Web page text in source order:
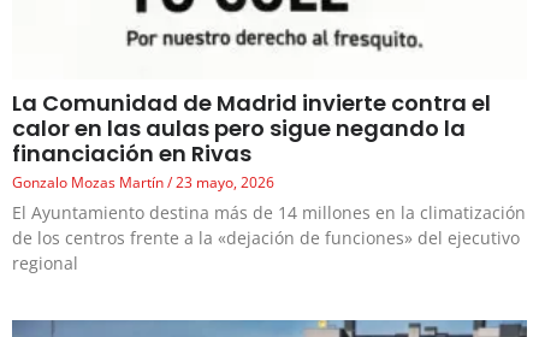
La Comunidad de Madrid invierte contra el
calor en las aulas pero sigue negando la
financiación en Rivas
Gonzalo Mozas Martín 23 mayo, 2026
El Ayuntamiento destina más de 14 millones en la climatización
de los centros frente a la «dejación de funciones» del ejecutivo
regional